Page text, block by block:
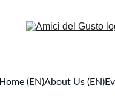
Home (EN)About Us (EN)